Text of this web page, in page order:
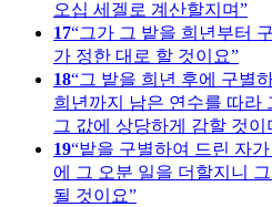
오십 세겔로 계산할지며
17 그가 그 밭을 희년부터
가 정한 대로 할 것이요
18 그 밭을 희년 후에 구별
희년까지 남은 연수를 따라
그 값에 상당하게 감할 것이
19 밭을 구별하여 드린 자
에 그 오분 일을 더할지니
될 것이요